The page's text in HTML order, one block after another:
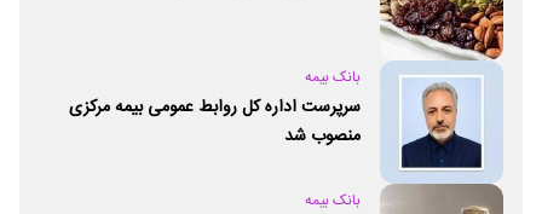
بانک بیمه
سرپرست اداره کل روابط عمومی بیمه مرکزی
منصوب شد
بانک بیمه